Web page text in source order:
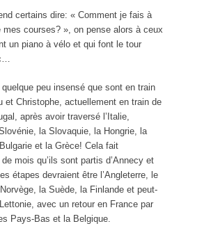
certains dire: « Comment je fais à
mes courses? », on pense alors à ceux
un piano à vélo et qui font le tour
quelque peu insensé que sont en train
et Christophe, actuellement en train de
après avoir traversé l’Italie,
la Slovaquie, la Hongrie, la
et la Grèce! Cela fait
mois qu’ils sont partis d’Annecy et
étapes devraient être l’Angleterre, le
la Suède, la Finlande et peut-
avec un retour en France par
Pays-Bas et la Belgique.